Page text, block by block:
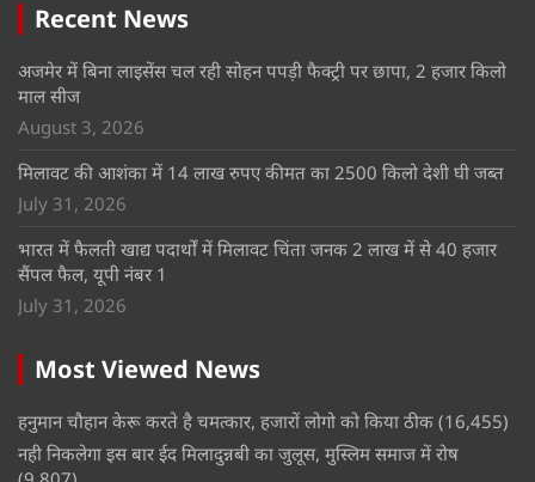
Recent News
अजमेर में बिना लाइसेंस चल रही सोहन पपड़ी फैक्ट्री पर छापा, 2 हजार किलो
माल सीज
August 3, 2026
मिलावट की आशंका में 14 लाख रुपए कीमत का 2500 किलो देशी घी जब्त
July 31, 2026
भारत में फैलती खाद्य पदार्थों में मिलावट चिंता जनक 2 लाख में से 40 हजार
सैंपल फैल, यूपी नंबर 1
July 31, 2026
Most Viewed News
हनुमान चौहान केरू करते है चमत्कार, हजारों लोगो को किया ठीक (16,455)
नही निकलेगा इस बार ईद मिलादुन्नबी का जुलूस, मुस्लिम समाज में रोष